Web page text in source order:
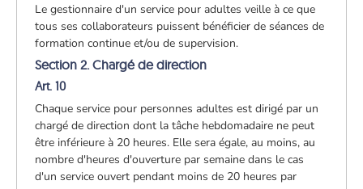
Le gestionnaire d'un service pour adultes veille à ce que
tous ses collaborateurs puissent bénéficier de séances de
formation continue et/ou de supervision.
Section 2. Chargé de direction
Art. 10
Chaque service pour personnes adultes est dirigé par un
chargé de direction dont la tâche hebdomadaire ne peut
être inférieure à 20 heures. Elle sera égale, au moins, au
nombre d'heures d'ouverture par semaine dans le cas
d'un service ouvert pendant moins de 20 heures par